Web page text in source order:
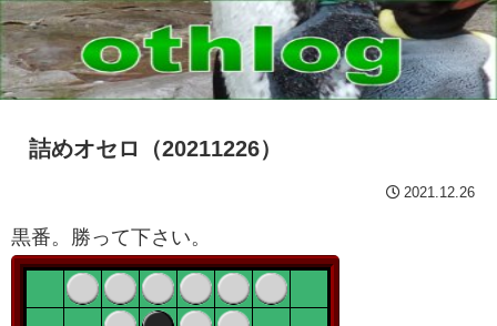
詰めオセロ（20211226）
2021.12.26
黒番。勝って下さい。